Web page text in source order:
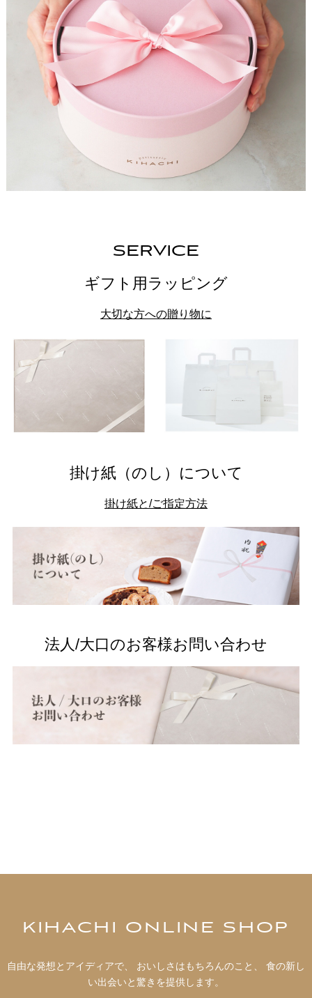
SERVICE
ギフト用ラッピング
大切な方への贈り物に
掛け紙（のし）について
掛け紙と/ご指定方法
法人/大口のお客様お問い合わせ
KIHACHI ONLINE SHOP
自由な発想とアイディアで、 おいしさはもちろんのこと、 食の新し
い出会いと驚きを提供します。